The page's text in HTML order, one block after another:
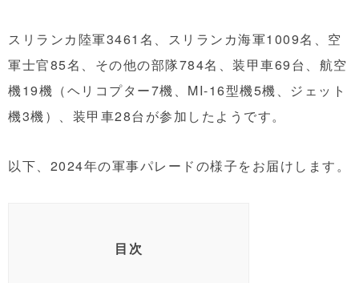
スリランカ陸軍3461名、スリランカ海軍1009名、空
軍士官85名、その他の部隊784名、装甲車69台、航空
機19機（ヘリコプター7機、MI-16型機5機、ジェット
機3機）、装甲車28台が参加したようです。
以下、2024年の軍事パレードの様子をお届けします。
目次